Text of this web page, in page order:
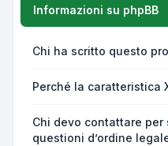
Informazioni su phpBB
Chi ha scritto questo
Perché la caratteristica
Chi devo contattare
questioni d’ordine